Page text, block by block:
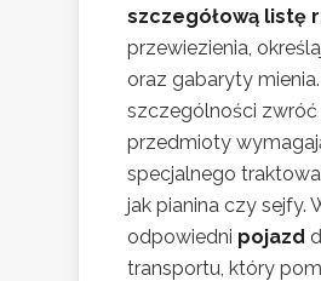
szczegółową listę
przewiezienia,
oraz gabaryty
szczególności zwróć
przedmioty
specjalnego
jak pianina czy sejfy.
odpowiedni pojazd
transportu, który